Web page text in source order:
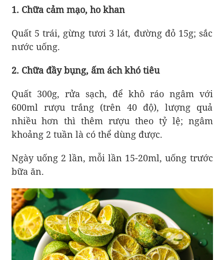
1. Chữa cảm mạo, ho khan
Quất 5 trái, gừng tươi 3 lát, đường đỏ 15g; sắc
nước uống.
2. Chữa đầy bụng, ấm ách khó tiêu
Quất 300g, rửa sạch, để khô ráo ngâm với
600ml rượu trắng (trên 40 độ), lượng quả
nhiều hơn thì thêm rượu theo tỷ lệ; ngâm
khoảng 2 tuần là có thể dùng được.
Ngày uống 2 lần, mỗi lần 15-20ml, uống trước
bữa ăn.